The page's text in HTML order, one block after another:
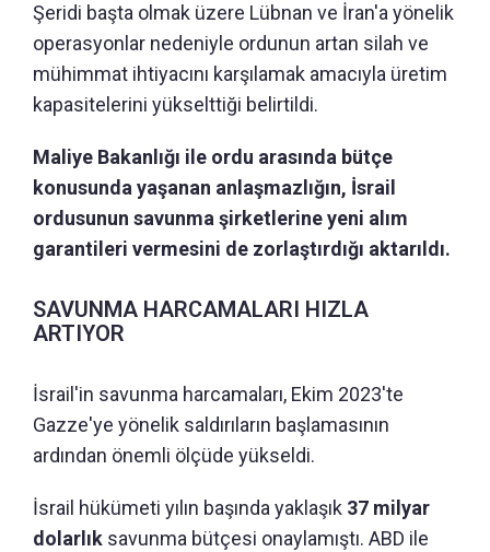
Şeridi başta olmak üzere Lübnan ve İran'a yönelik
operasyonlar nedeniyle ordunun artan silah ve
mühimmat ihtiyacını karşılamak amacıyla üretim
kapasitelerini yükselttiği belirtildi.
Maliye Bakanlığı ile ordu arasında bütçe
konusunda yaşanan anlaşmazlığın, İsrail
ordusunun savunma şirketlerine yeni alım
garantileri vermesini de zorlaştırdığı aktarıldı.
SAVUNMA HARCAMALARI HIZLA
ARTIYOR
İsrail'in savunma harcamaları, Ekim 2023'te
Gazze'ye yönelik saldırıların başlamasının
ardından önemli ölçüde yükseldi.
İsrail hükümeti yılın başında yaklaşık 37 milyar
dolarlık savunma bütçesi onaylamıştı. ABD ile